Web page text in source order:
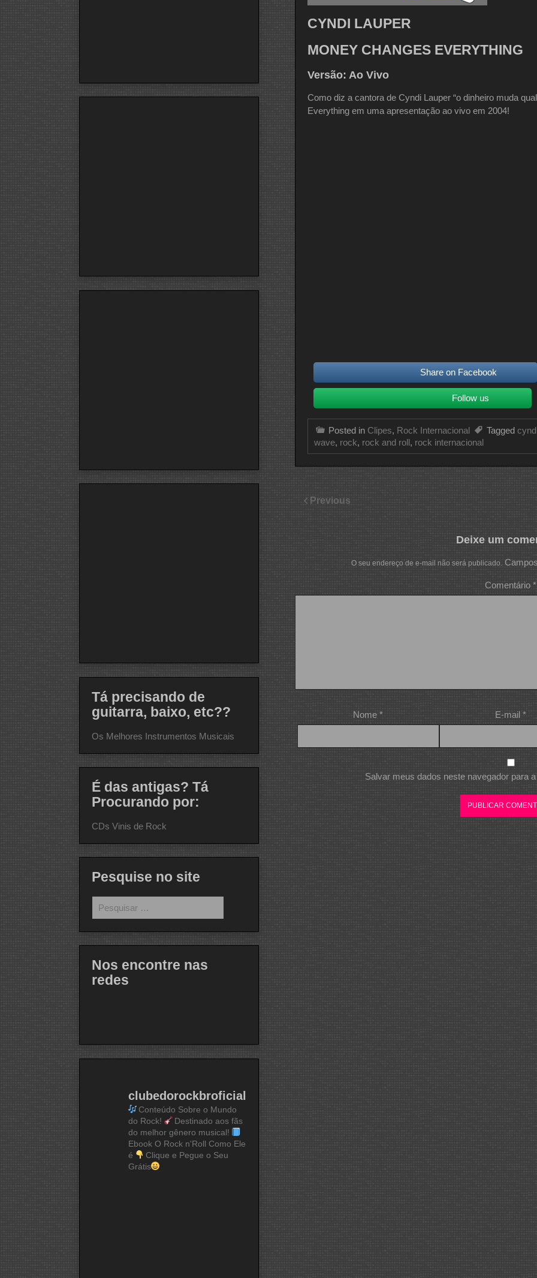
CYNDI LAUPER
MONEY CHANGES EVERYTHING
Versão: Ao Vivo
Como diz a cantora de Cyndi Lauper “o dinheiro muda
Everything em uma apresentação ao vivo em 2004!
Share on Facebook
Follow us
Posted in Clipes, Rock Internacional Tagged
wave, rock, rock and roll , rock internacional
Previous
Deixe um
O seu endereço de e-mail não será publicado.
Comentário *
Nome* E-mail *
Salvar meus dados neste navegador para
Tá precisando de
guitarra, baixo, etc??
Os Melhores Instrumentos Musicais
É das antigas? Tá
Procurando por:
CDs Vinis de Rock
Pesquise no site
por:
Nos encontre nas
redes
clubedorockbroficial
Conteúdo Sobre o Mundo
do Rock!
Destinado aos fãs
do melhor gênero musical!
Ebook O Rock n'Roll Como Ele
é
Clique e Pegue o Seu
Grátis